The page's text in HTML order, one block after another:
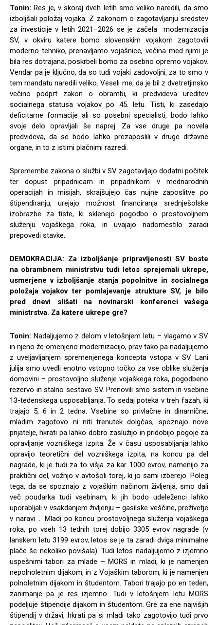
Tonin: Res je, v skoraj dveh letih smo veliko naredili, da smo
izboljšali položaj vojaka. Z zakonom o zagotavljanju sredstev
za investicije v letih 2021–2026 se je začela modernizacija
SV, v okviru katere bomo slovenskim vojakom zagotovili
moderno tehniko, prenavljamo vojašnice, večina med njimi je
bila res dotrajana, poskrbeli bomo za osebno opremo vojakov.
Vendar pa je ključno, da so tudi vojaki zadovoljni, za to smo v
tem mandatu naredili veliko. Veseli me, da je bil z dvetretjinsko
večino podprt zakon o obrambi, ki predvideva ureditev
socialnega statusa vojakov po 45. letu. Tisti, ki zasedajo
deficitarne formacije ali so posebni specialisti, bodo lahko
svoje delo opravljali še naprej. Za vse druge pa novela
predvideva, da se bodo lahko prezaposlili v druge državne
organe, in to z istimi plačnimi razredi.
Spremembe zakona o službi v SV zagotavljajo dodatni počitek
ter dopust pripadnicam in pripadnikom v mednarodnih
operacijah in misijah, skrajšujejo čas nujne zaposlitve po
štipendiranju, urejajo možnost financiranja srednješolske
izobrazbe za tiste, ki sklenejo pogodbo o prostovoljnem
služenju vojaškega roka, in uvajajo nadomestilo zaradi
prepovedi stavke.
DEMOKRACIJA: Za izboljšanje pripravljenosti SV boste
na obrambnem ministrstvu tudi letos sprejemali ukrepe,
usmerjene v izboljšanje stanja popolnitve in socialnega
položaja vojakov ter pomlajevanje strukture SV, je bilo
pred dnevi slišati na novinarski konferenci vašega
ministrstva. Za katere ukrepe gre?
Tonin: Nadaljujemo z delom v letošnjem letu – vlagamo v SV
in njeno že omenjeno modernizacijo, prav tako pa nadaljujemo
z uveljavljanjem spremenjenega koncepta vstopa v SV. Lani
julija smo uvedli enotno vstopno točko za vse oblike služenja
domovini – prostovoljno služenje vojaškega roka, pogodbeno
rezervo in stalno sestavo SV. Prenovili smo sistem in vsebine
13-tedenskega usposabljanja. To sedaj poteka v treh fazah, ki
trajajo 5, 6 in 2 tedna. Vsebine so privlačne in dinamične,
mladim zagotovo ni niti trenutek dolgčas, spoznajo nove
prijatelje, hkrati pa lahko dobro zaslužijo in pridobijo pogoje za
opravljanje vozniškega izpita. Že v času usposabljanja lahko
opravijo teoretični del vozniškega izpita, na koncu pa del
nagrade, ki je tudi za to višja za kar 1000 evrov, namenijo za
praktični del, vožnjo v avtošoli torej, ki jo sami izberejo. Poleg
tega, da se spoznajo z vojaškim načinom življenja, smo dali
več poudarka tudi vsebinam, ki jih bodo udeleženci lahko
uporabljali v vsakdanjem življenju – gasilske veščine, preživetje
v naravi … Mladi po koncu prostovoljnega služenja vojaškega
roka, po vseh 13 tednih torej dobijo 3305 evrov nagrade (v
lanskem letu 3199 evrov, letos se je ta zaradi dviga minimalne
plače še nekoliko povišala). Tudi letos nadaljujemo z izjemno
uspešnimi tabori za mlade – MORS in mladi, ki je namenjen
nepolnoletnim dijakom, in z Vojaškim taborom, ki je namenjen
polnoletnim dijakom in študentom. Tabori trajajo po en teden,
zanimanje pa je res izjemno. Tudi v letošnjem letu MORS
podeljuje štipendije dijakom in študentom. Gre za ene najvišjih
štipendij v državi, hkrati pa si mladi tako zagotovijo tudi prvo